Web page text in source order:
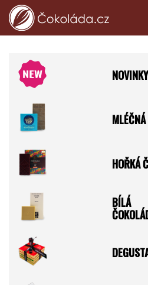
NOVINKY
HOŘKÁ
BÍLÁ